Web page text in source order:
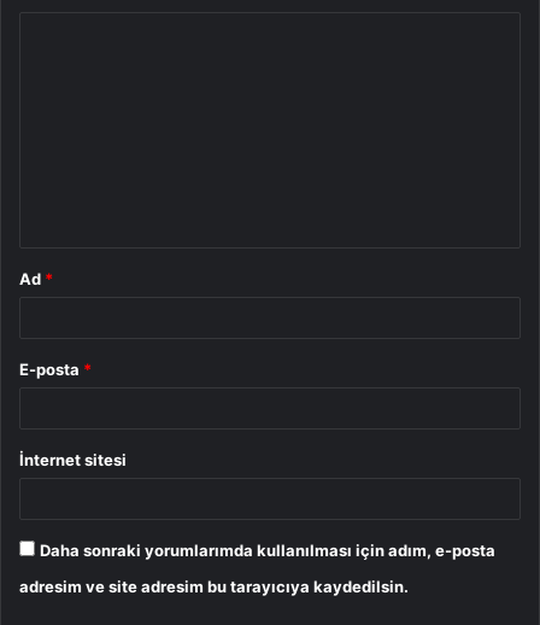
Ad *
E-posta *
İnternet sitesi
Daha sonraki yorumlarımda kullanılması için adım, e-posta
adresim ve site adresim bu tarayıcıya kaydedilsin.